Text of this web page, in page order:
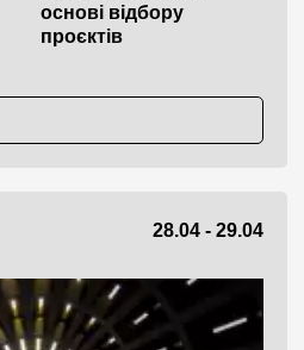
основі відбору
проєктів
28.04 - 29.04